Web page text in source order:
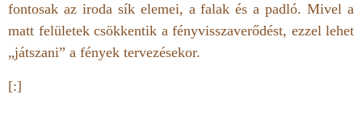
fontosak az iroda sík elemei, a falak és a padló. Mivel a
matt felületek csökkentik a fényvisszaverődést, ezzel lehet
„játszani” a fények tervezésekor.
[:]